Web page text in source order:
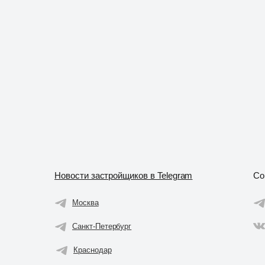
Новости застройщиков в Telegram
Москва
Санкт-Петербург
Краснодар